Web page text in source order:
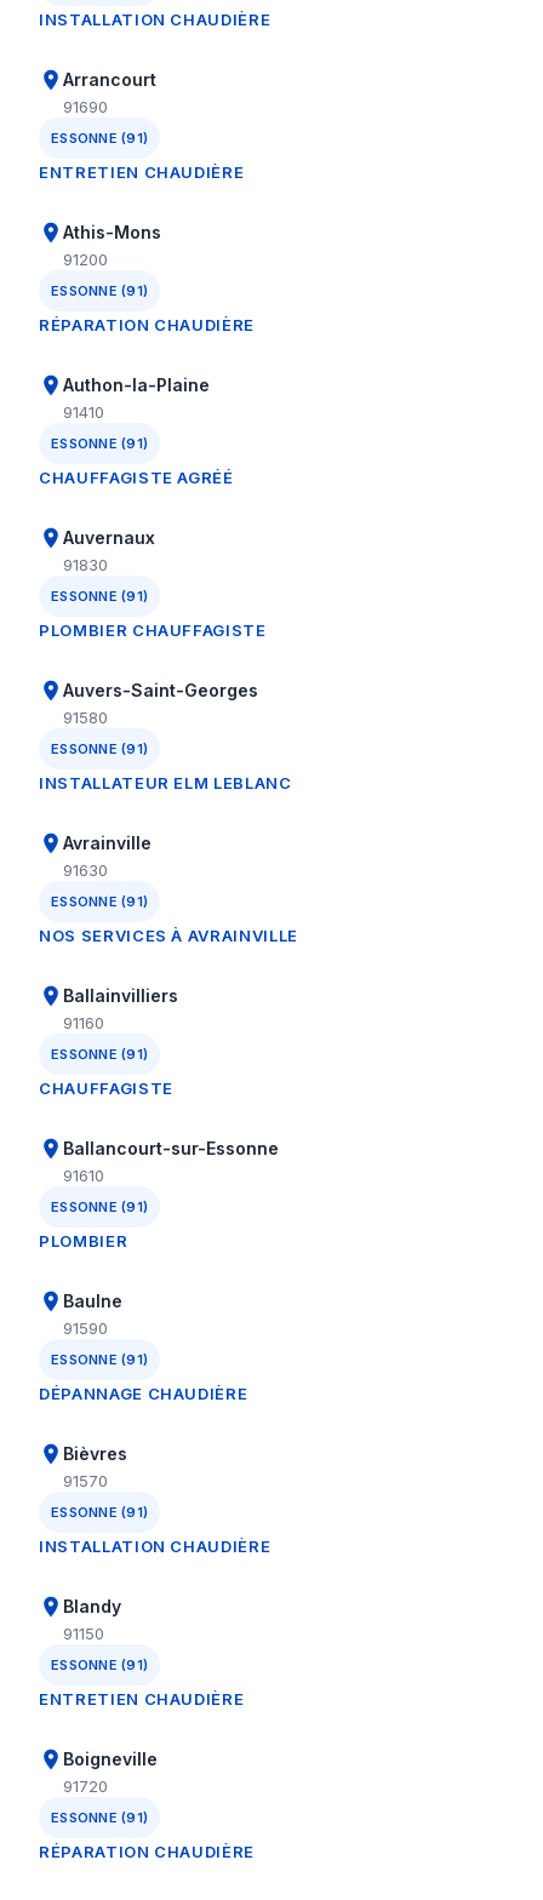
INSTALLATION CHAUDIÈRE
Arrancourt
91690
ESSONNE (91)
ENTRETIEN CHAUDIÈRE
Athis-Mons
91200
ESSONNE (91)
RÉPARATION CHAUDIÈRE
Authon-la-Plaine
91410
ESSONNE (91)
CHAUFFAGISTE AGRÉÉ
Auvernaux
91830
ESSONNE (91)
PLOMBIER CHAUFFAGISTE
Auvers-Saint-Georges
91580
ESSONNE (91)
INSTALLATEUR ELM LEBLANC
Avrainville
91630
ESSONNE (91)
NOS SERVICES À AVRAINVILLE
Ballainvilliers
91160
ESSONNE (91)
CHAUFFAGISTE
Ballancourt-sur-Essonne
91610
ESSONNE (91)
PLOMBIER
Baulne
91590
ESSONNE (91)
DÉPANNAGE CHAUDIÈRE
Bièvres
91570
ESSONNE (91)
INSTALLATION CHAUDIÈRE
Blandy
91150
ESSONNE (91)
ENTRETIEN CHAUDIÈRE
Boigneville
91720
ESSONNE (91)
RÉPARATION CHAUDIÈRE